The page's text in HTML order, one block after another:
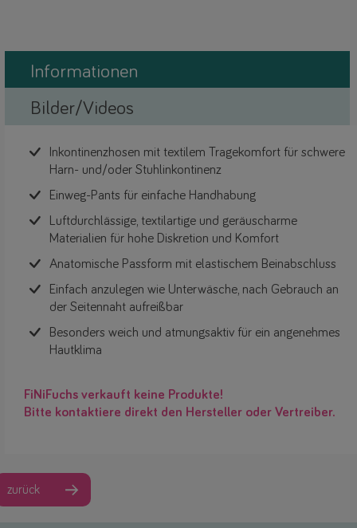
Informationen
Bilder/Videos
Inkontinenzhosen mit textilem Tragekomfort für schwere
Harn- und/oder Stuhlinkontinenz
Einweg-Pants für einfache Handhabung
Luftdurchlässige, textilartige und geräuscharme
Materialien für hohe Diskretion und Komfort
Anatomische Passform mit elastischem Beinabschluss
Einfach anzulegen wie Unterwäsche, nach Gebrauch an
der Seitennaht aufreißbar
Besonders weich und atmungsaktiv für ein angenehmes
Hautklima
FiNiFuchs verkauft keine Produkte!
Bitte kontaktiere direkt den Hersteller oder Vertreiber.
zurück